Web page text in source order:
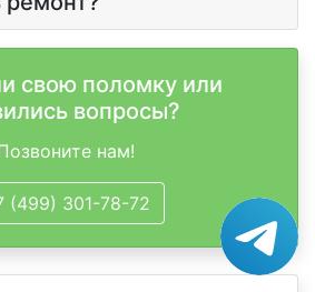
свою поломку или
вопросы?
нам!
(499) 301-78-72